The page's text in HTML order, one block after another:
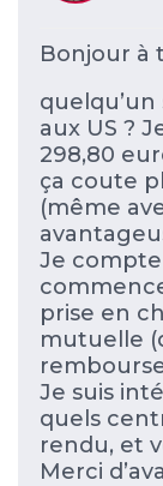
Bonjour à
quelqu’un
aux US ?
298,80
ça coute
(même
Je
prise en
mutuelle
Je suis
quels
rendu, et
Merci